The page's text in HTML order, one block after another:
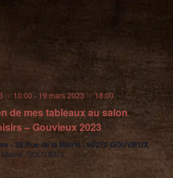
☞ 10:00- 19 mars 2023 ☞ 18:00
de mes tableaux au salon
– Gouvieux 2023
- 38 Rue de la Mairie - 60270 GOUVIEUX
GOUVIEUX